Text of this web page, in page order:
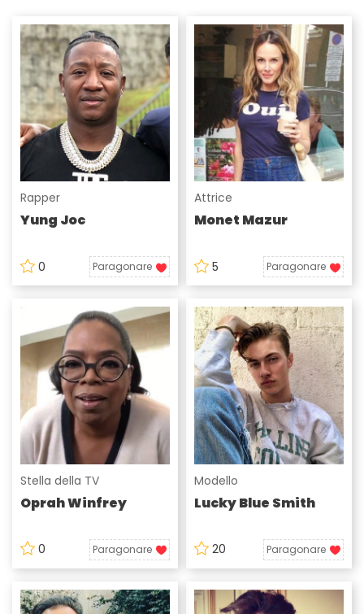
Rapper
Yung Joc
0 Paragonare
Attrice
Monet Mazur
5 Paragonare
Stella della TV
Oprah Winfrey
0 Paragonare
Modello
Lucky Blue Smith
20 Paragonare